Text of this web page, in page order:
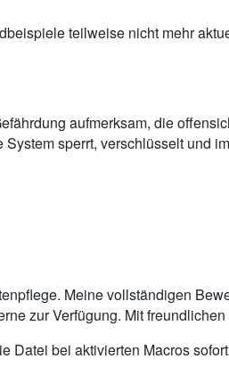
teilweise nicht mehr
aufmerksam, die
sperrt, verschlüsselt und
Meine vollständigen
zur Verfügung. Mit
bei aktivierten Macros